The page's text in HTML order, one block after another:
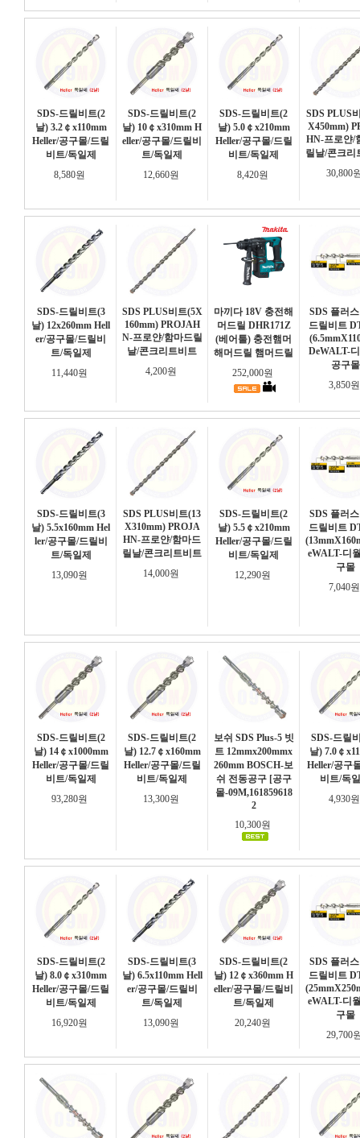
SDS-드릴비트(2
날) 3.2￠x110mm
Heller/공구몰/드릴
비트/독일제
8,580원
SDS-드릴비트(2
날) 10￠x310mm H
eller/공구몰/드릴비
트/독일제
12,660원
SDS-드릴비트(2
날) 5.0￠x210mm
Heller/공구몰/드릴
비트/독일제
8,420원
SDS PLUS
X450mm)
HN-프로얀/
릴날/콘크리
30,800
SDS-드릴비트(3
날) 12x260mm Hell
er/공구몰/드릴비
트/독일제
11,440원
SDS PLUS비트(5X
160mm) PROJAH
N-프로얀/함마드릴
날/콘크리트비트
4,200원
마끼다 18V 충전해
머드릴 DHR171Z
(베어툴) 충전햄머
해머드릴 햄머드릴
252,000원
SDS 플러
드릴비트
DeWALT-
공구몰
3,850
SDS-드릴비트(3
날) 5.5x160mm Hel
ler/공구몰/드릴비
트/독일제
13,090원
SDS PLUS비트(13
X310mm) PROJA
HN-프로얀/함마드
릴날/콘크리트비트
14,000원
SDS-드릴비트(2
날) 5.5￠x210mm
Heller/공구몰/드릴
비트/독일제
12,290원
SDS 플러
드릴비트
eWALT-디
구몰
7,040
SDS-드릴비트(2
날) 14￠x1000mm
Heller/공구몰/드릴
비트/독일제
93,280원
SDS-드릴비트(2
날) 12.7￠x160mm
Heller/공구몰/드릴
비트/독일제
13,300원
보쉬 SDS Plus-5 빗
트 12mmx200mmx
260mm BOSCH-보
쉬 전동공구 [공구
몰-09M,161859618
2
10,300원
SDS-드릴
날) 7.0￠
Heller/공구
비트/독
4,930
SDS-드릴비트(2
날) 8.0￠x310mm
Heller/공구몰/드릴
비트/독일제
16,920원
SDS-드릴비트(3
날) 6.5x110mm Hell
er/공구몰/드릴비
트/독일제
13,090원
SDS-드릴비트(2
날) 12￠x360mm H
eller/공구몰/드릴비
트/독일제
20,240원
SDS 플러
드릴비트
eWALT-디
구몰
29,700